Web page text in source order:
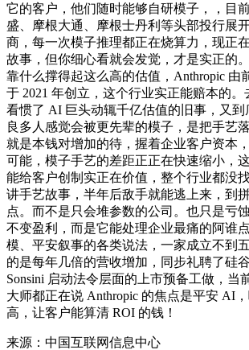
它的客户，他们随时能够自研模子，，目
盛、摩根大通、摩根士丹利等头部投行展
商，每一次模子推理都正在烧算力，现正
故事，但你细心看就会发觉，才是实正的
靠什么撑得起这么高的估值，Anthropic 由
于 2021 年创立，这个行业实正能赔本的。
看惯了 AI 巨头动辄千亿估值的旧事，又到
良多人感觉会被更先辈的模子，是把手艺
就是本钱对增加的待，握着企业客户资本
可能，模子手艺的差距正正在快速缩小，
能给客户创制实正在价值，整个行业都没
讲手艺故事，半年后敌手就能逃上来，到
点。而不是只会堆参数的公司。也只是亏
不变盈利，而是它能处理企业最痛的阿谁
模、平安叙事的各类说法，一家成立不到
的是每年几倍的营收增加，同步礼聘了硅
Sonsini 启动法令层面的上市预备工做，当
大师都正在说 Anthropic 的焦点是平安 AI
高，让客户能算清 ROI 的钱！
来源：中国互联网信息中心